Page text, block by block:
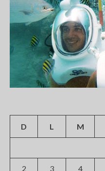
D L M
2 3 4